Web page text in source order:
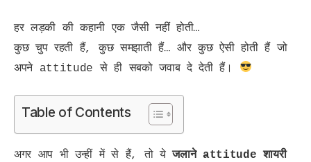
हर लड़की की कहानी एक जैसी नहीं होती…
कुछ चुप रहती हैं, कुछ समझाती हैं… और कुछ ऐसी होती हैं जो
अपने attitude से ही सबको जवाब दे देती हैं।
Table of Contents
अगर आप भी उन्हीं में से हैं, तो येजलाने attitude शायरी